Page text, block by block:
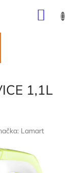
1,1L
Lamart